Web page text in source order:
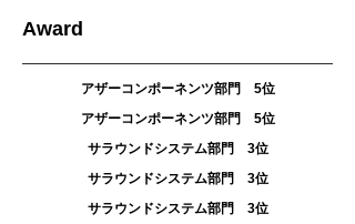
Award
アザーコンポーネンツ部門 5位
アザーコンポーネンツ部門 5位
サラウンドシステム部門 3位
サラウンドシステム部門 3位
サラウンドシステム部門 3位